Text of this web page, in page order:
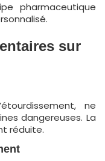
pharmaceutique
sur
ne
dangereuses. La
réduite.